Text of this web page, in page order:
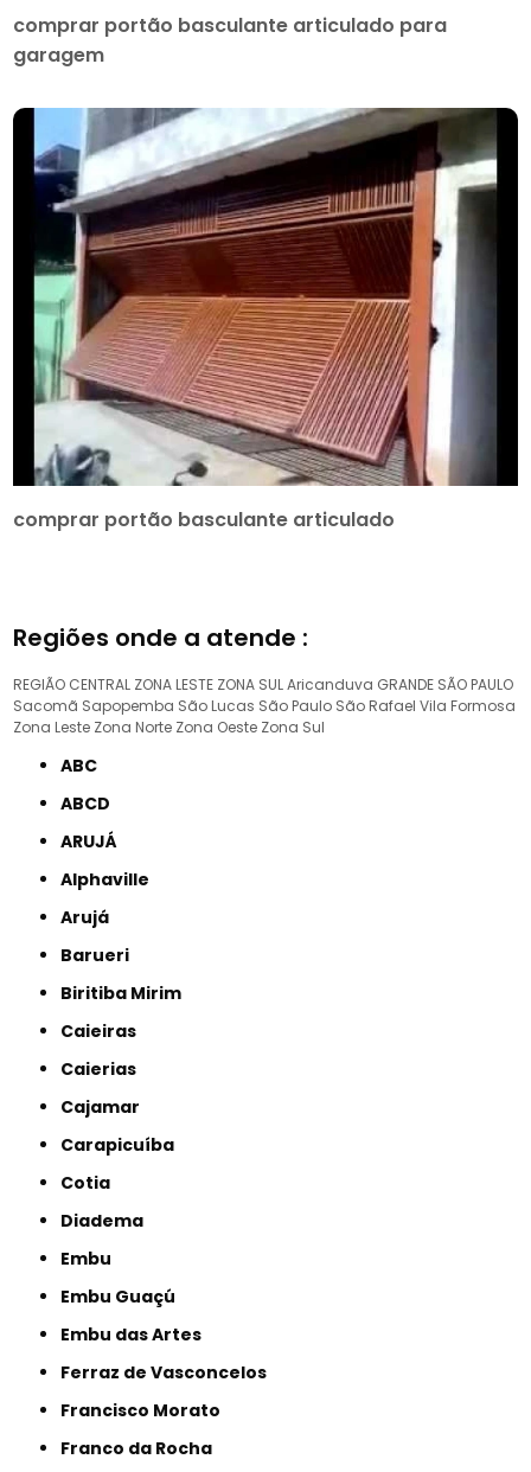
comprar portão basculante articulado para
garagem
comprar portão basculante articulado
Regiões onde a atende :
REGIÃO CENTRAL ZONA LESTE ZONA SULAricanduva GRANDE SÃO PAULO
Sacomã Sapopemba São Lucas São Paulo São Rafael Vila Formosa
Zona Leste Zona Norte Zona Oeste Zona Sul
ABC
ABCD
ARUJÁ
Alphaville
Arujá
Barueri
Biritiba Mirim
Caieiras
Caierias
Cajamar
Carapicuíba
Cotia
Diadema
Embu
Embu Guaçú
Embu das Artes
Ferraz de Vasconcelos
Francisco Morato
Franco da Rocha